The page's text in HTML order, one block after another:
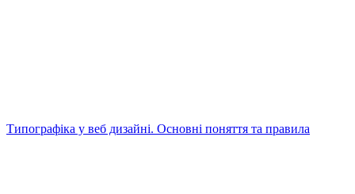
Типографіка у веб дизайні. Основні поняття та правила